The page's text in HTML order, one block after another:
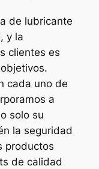
de lubricante
y la
clientes es
cada uno de
a
solo su
la seguridad
productos
de calidad